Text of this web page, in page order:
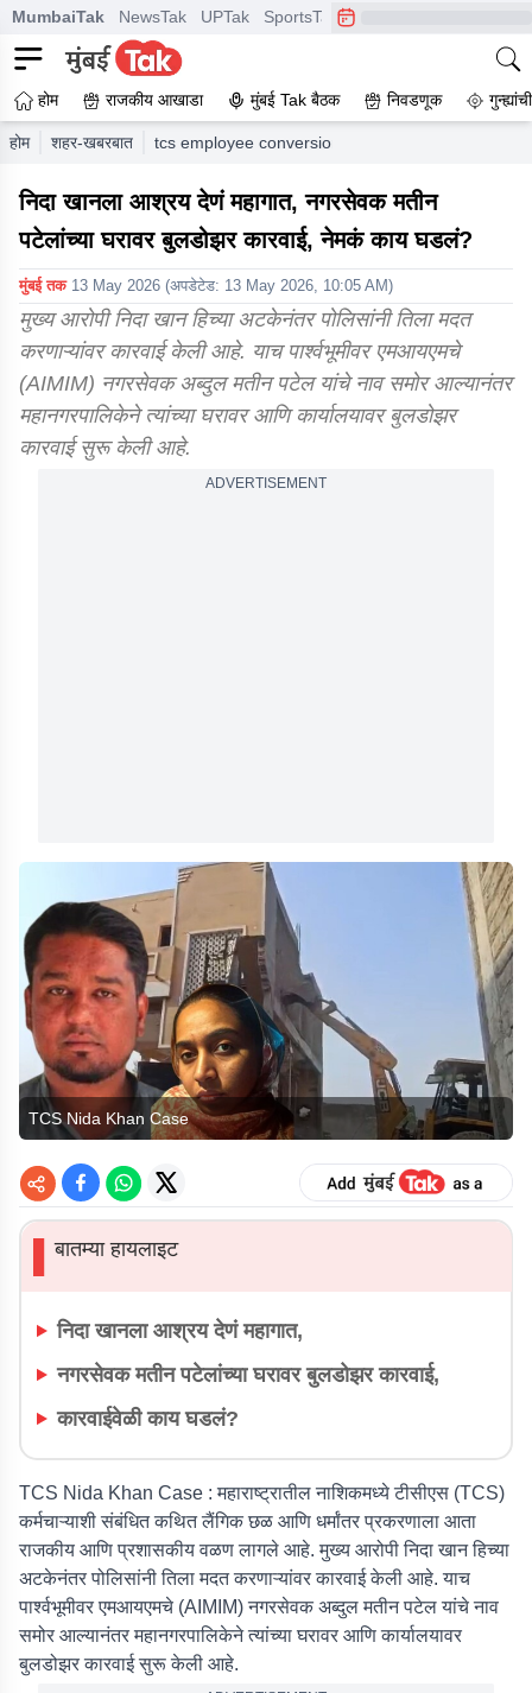
MumbaiTak NewsTak UPTak SportsTak CrimeTak
होम राजकीय आखाडा मुंबई Tak बैठक निवडणूक
होम शहर-खबरबात tcs employee conversion case nida khan helper
निदा खानला आश्रय देणं महागात, नगरसेवक मतीन
पटेलांच्या घरावर बुलडोझर कारवाई, नेमकं काय घडलं?
मुंबई तक 13 May 2026 (अपडेटेड: 13 May 2026, 10:05 AM)
मुख्य आरोपी निदा खान हिच्या अटकेनंतर पोलिसांनी तिला मदत
करणाऱ्यांवर कारवाई केली आहे. याच पार्श्वभूमीवर एमआयएमचे
(AIMIM) नगरसेवक अब्दुल मतीन पटेल यांचे नाव समोर आल्यानंतर
महानगरपालिकेने त्यांच्या घरावर आणि कार्यालयावर बुलडोझर
कारवाई सुरू केली आहे.
ADVERTISEMENT
TCS Nida Khan Case
▌बातम्या हायलाइट
निदा खानला आश्रय देणं महागात,
नगरसेवक मतीन पटेलांच्या घरावर बुलडोझर कारवाई,
कारवाईवेळी काय घडलं?
TCS Nida Khan Case : महाराष्ट्रातील नाशिकमध्ये टीसीएस (TCS)
कर्मचाऱ्याशी संबंधित कथित लैंगिक छळ आणि धर्मांतर प्रकरणाला आता
राजकीय आणि प्रशासकीय वळण लागले आहे. मुख्य आरोपी निदा खान हिच्या
अटकेनंतर पोलिसांनी तिला मदत करणाऱ्यांवर कारवाई केली आहे. याच
पार्श्वभूमीवर एमआयएमचे (AIMIM) नगरसेवक अब्दुल मतीन पटेल यांचे नाव
समोर आल्यानंतर महानगरपालिकेने त्यांच्या घरावर आणि कार्यालयावर
बुलडोझर कारवाई सुरू केली आहे.